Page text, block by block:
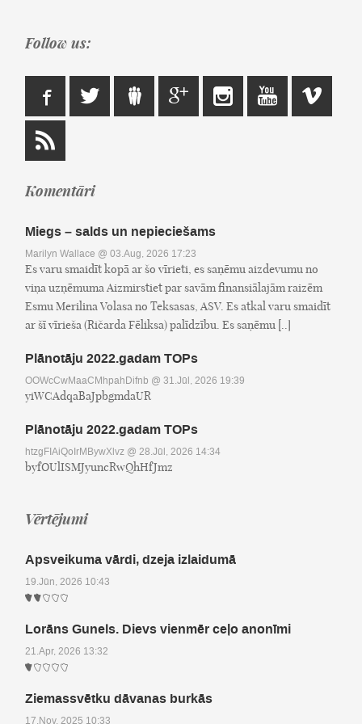
Follow us:
Komentāri
Miegs – salds un nepieciešams
Marilyn Wallace @ 03.Aug, 2026 17:23
Es varu smaidīt kopā ar šo vīrieti, es saņēmu aizdevumu no
viņa uzņēmuma Aizmirstiet par savām finansiālajām raizēm
Esmu Merilina Volasa no Teksasas, ASV. Es atkal varu smaidīt
ar šī vīrieša (Ričarda Fēliksa) palīdzību. Es saņēmu [..]
Plānotāju 2022.gadam TOPs
OOWcCwMaaCMhpahDifnb @ 31.Jūl, 2026 19:39
yiWCAdqaBaJpbgmdaUR
Plānotāju 2022.gadam TOPs
htzgFIAiQoIrMBywXlvz @ 28.Jūl, 2026 14:34
byfOUlISMJyuncRwQhHfJmz
Vērtējumi
Apsveikuma vārdi, dzeja izlaidumā
19.Jūn, 2026 10:43
Lorāns Gunels. Dievs vienmēr ceļo anonīmi
21.Apr, 2026 13:32
Ziemassvētku dāvanas burkās
17.Nov, 2025 10:33